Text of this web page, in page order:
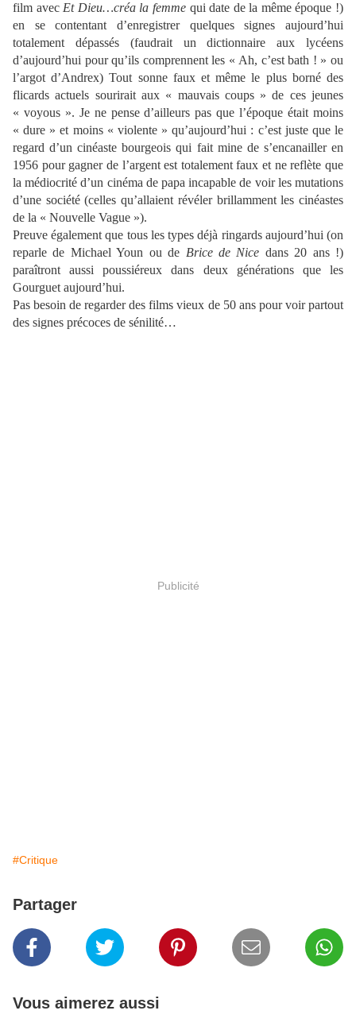
film avec Et Dieu…créa la femmequi date de la même époque !)
en se contentant d’enregistrer quelques signes aujourd’hui
totalement dépassés (faudrait un dictionnaire aux lycéens
d’aujourd’hui pour qu’ils comprennent les « Ah, c’est bath ! » ou
l’argot d’Andrex) Tout sonne faux et même le plus borné des
flicards actuels sourirait aux « mauvais coups » de ces jeunes
« voyous ». Je ne pense d’ailleurs pas que l’époque était moins
« dure » et moins « violente » qu’aujourd’hui : c’est juste que le
regard d’un cinéaste bourgeois qui fait mine de s’encanailler en
1956 pour gagner de l’argent est totalement faux et ne reflète que
la médiocrité d’un cinéma de papa incapable de voir les mutations
d’une société (celles qu’allaient révéler brillamment les cinéastes
de la « Nouvelle Vague »).
Preuve également que tous les types déjà ringards aujourd’hui (on
reparle de Michael Youn ou de Brice de Nice dans 20 ans !)
paraîtront aussi poussiéreux dans deux générations que les
Gourguet aujourd’hui.
Pas besoin de regarder des films vieux de 50 ans pour voir partout
des signes précoces de sénilité…
Publicité
#Critique
Partager
Vous aimerez aussi